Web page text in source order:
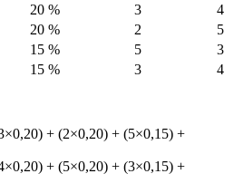
20 % 3
4
20 % 2
5
15 % 5
3
15 % 3 4
+ (2×0,20) + (5×0,15) +
+ (5×0,20) + (3×0,15) +